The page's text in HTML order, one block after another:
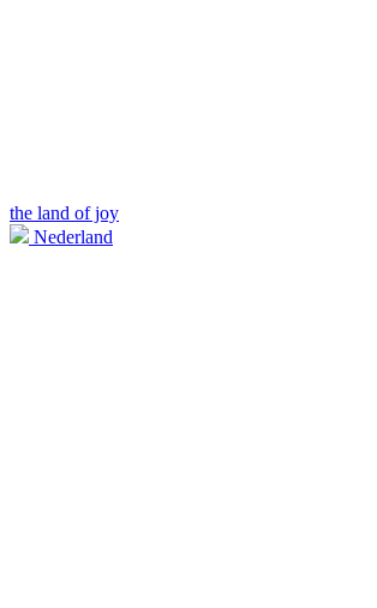
the land of joy
Nederland